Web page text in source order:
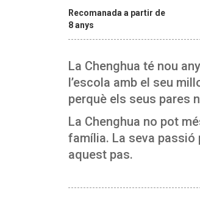
Recomanada a partir de
8 anys
La Chenghua té nou
l’escola amb el seu
perquè els seus pares
La Chenghua no pot
família. La seva passió
aquest pas.